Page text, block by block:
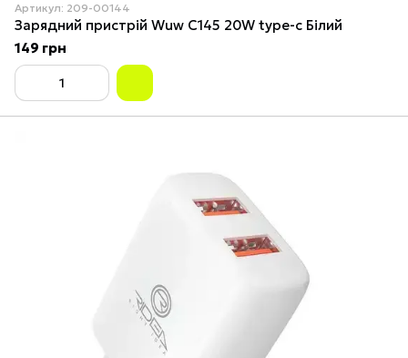
Артикул: 209-00144
Зарядний пристрій Wuw C145 20W type-c Білий
149 грн